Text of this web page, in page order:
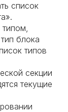
список
блока
типов
секции
текущие